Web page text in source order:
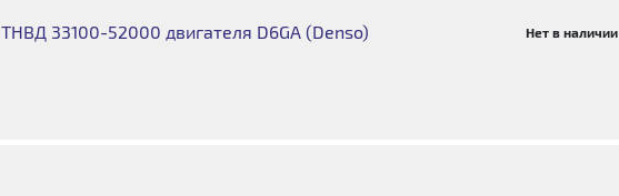
ТНВД 33100-52000 двигателя D6GA (Denso) Нет в наличии